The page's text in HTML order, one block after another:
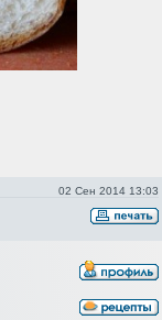
02 Сен 2014 13:03